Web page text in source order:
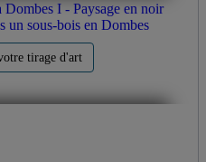
I - Paysage en noir
un sous-bois en Dombes
tirage d'art